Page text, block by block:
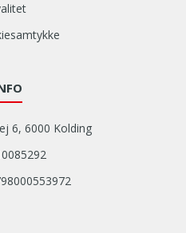
6, 6000 Kolding